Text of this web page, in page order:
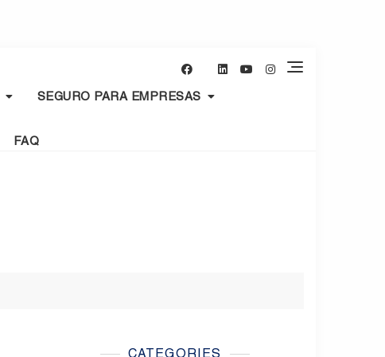
SEGURO PARA EMPRESAS
FAQ
CATEGORIES